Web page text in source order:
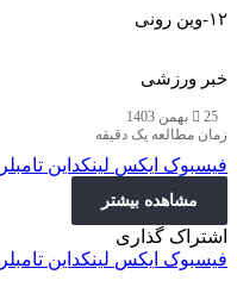
۱۲-وین رونی
خبر ورزشی
25 بهمن 1403
زمان مطالعه یک دقیقه
فیسبوک ایکس لینکداین تامبلر
مشاهده بیشتر
اشتراک گذاری
فیسبوک ایکس لینکداین تامبلر